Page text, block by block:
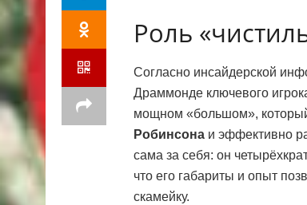
Роль
Согласно инсайдерской
Драммонде ключевого
мощном «большом», который
Робинсона и эффективно
сама за себя: он
что его габариты и опыт
скамейку.